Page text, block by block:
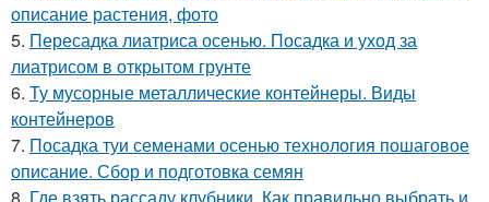
описание растения, фото
5. Пересадка лиатриса осенью. Посадка и уход за
лиатрисом в открытом грунте
6. Ту мусорные металлические контейнеры. Виды
контейнеров
7. Посадка туи семенами осенью технология пошаговое
описание. Сбор и подготовка семян